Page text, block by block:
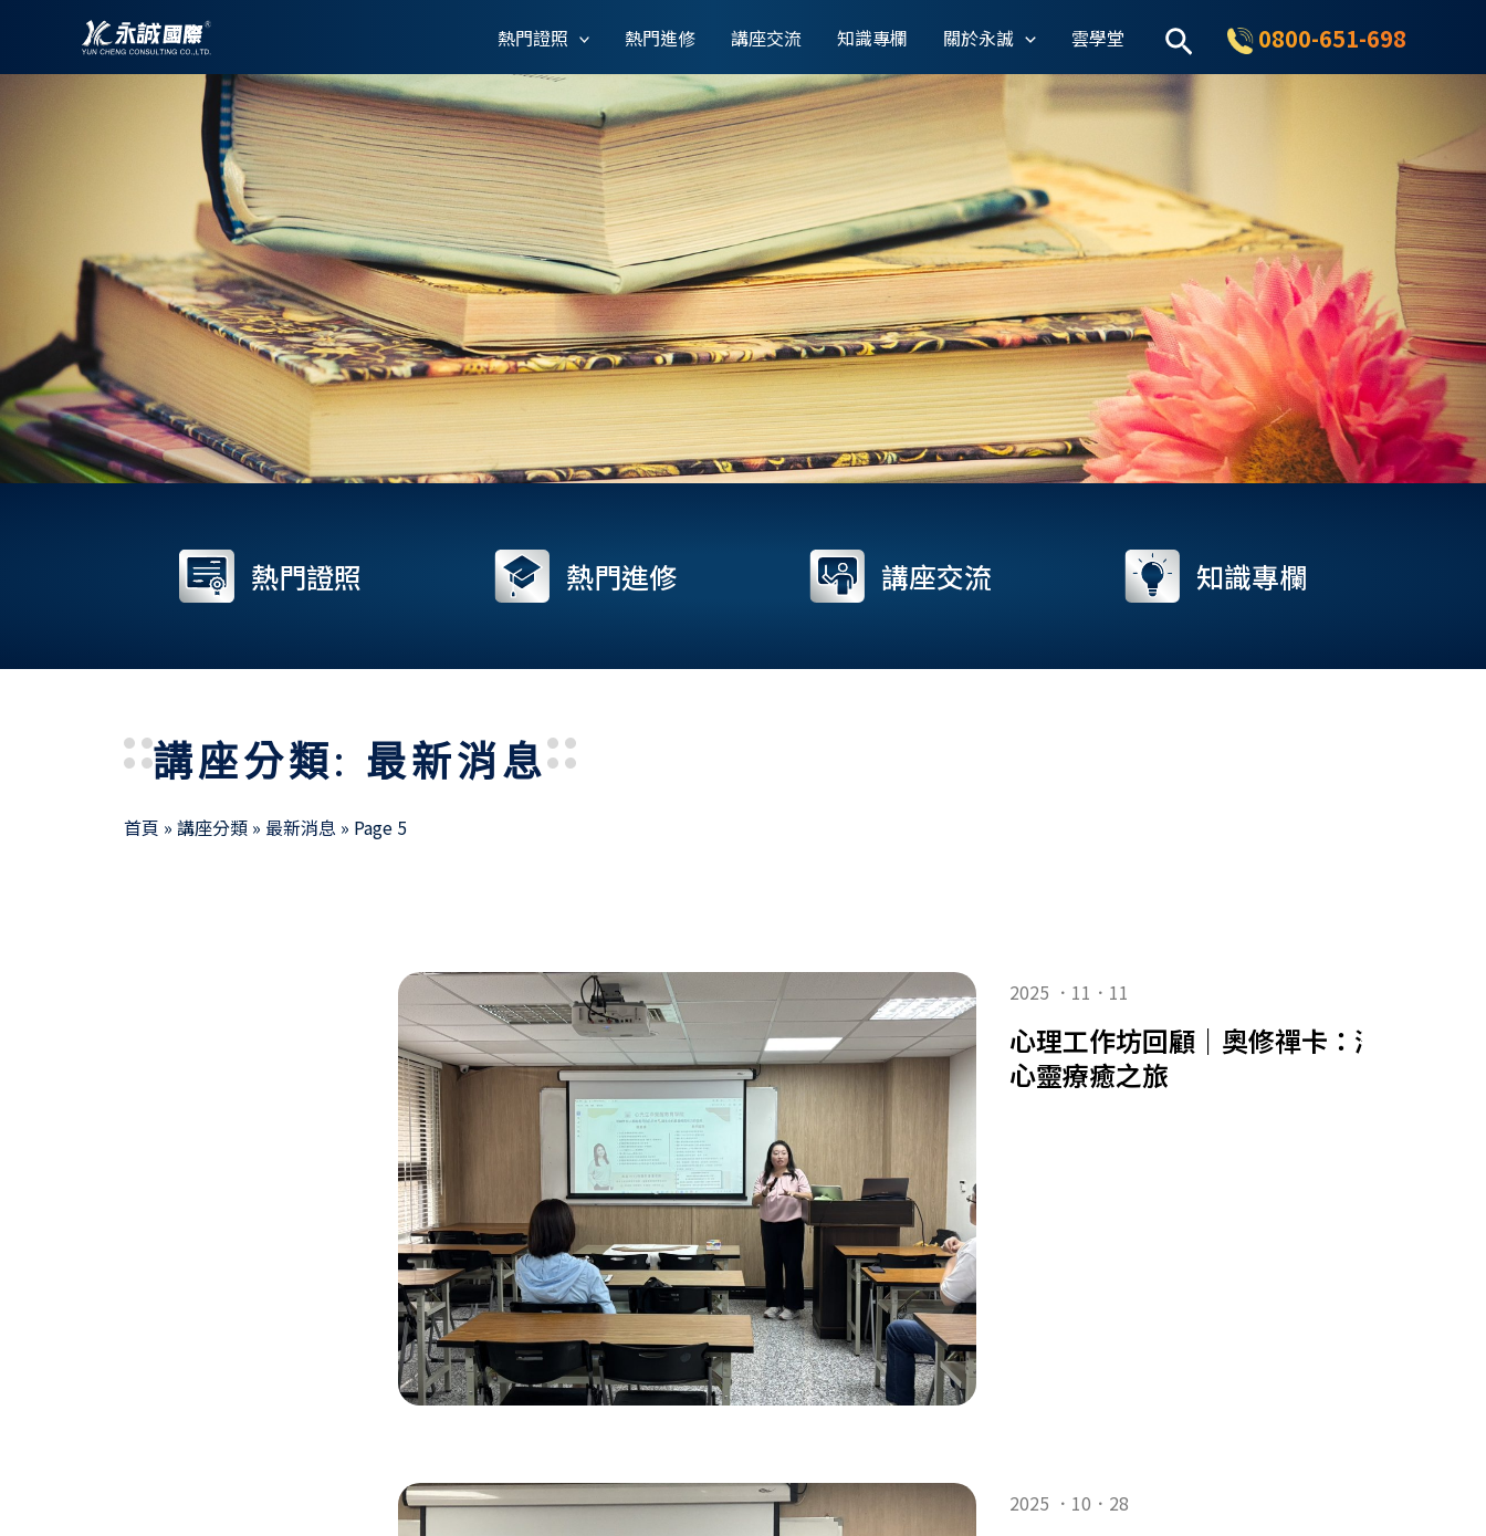
主
熱門證照 熱門進修 講座交流 知識專欄 關於永誠 雲學堂
搜
尋
0800-651-698
熱門證照 熱門進修 講座交流 知識專欄
講座分類: 最新消息
首頁 » 講座分類 » 最新消息 » Page 5
2025 ．11．11
心理工作坊回顧｜奧修禪卡：潛意識的
心靈療癒之旅
2025 ．10．28